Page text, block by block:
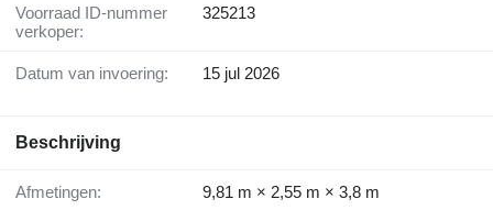
Voorraad ID-nummer
verkoper:
325213
Datum van invoering: 15 jul 2026
Beschrijving
Afmetingen: 9,81 m × 2,55 m × 3,8 m